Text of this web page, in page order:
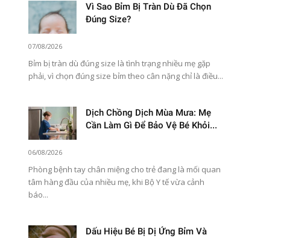
Vì Sao Bỉm Bị Tràn Dù Đã Chọn
Đúng Size?
07/08/2026
Bỉm bị tràn dù đúng size là tình trạng nhiều mẹ gặp
phải, vì chọn đúng size bỉm theo cân nặng chỉ là điều...
Dịch Chồng Dịch Mùa Mưa: Mẹ
Cần Làm Gì Để Bảo Vệ Bé Khỏi...
06/08/2026
Phòng bệnh tay chân miệng cho trẻ đang là mối quan
tâm hàng đầu của nhiều mẹ, khi Bộ Y tế vừa cảnh
báo...
Dấu Hiệu Bé Bị Dị Ứng Bỉm Và